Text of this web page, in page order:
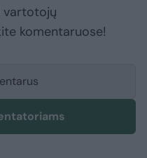
vartotojų
komentaruose!